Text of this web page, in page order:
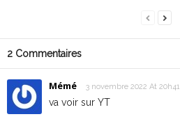
2 Commentaires
Mémé 3 novembre 2022 At 20h41
va voir sur YT